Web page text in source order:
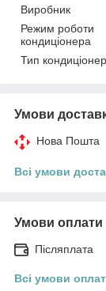
Виробник
Режим роботи
кондиціонера
Тип
Умови
Нова Пошта
Всі умови
Умови оплати
Післяплата
Всі умови